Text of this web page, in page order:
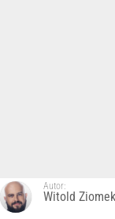
Autor:
Witold Ziomek